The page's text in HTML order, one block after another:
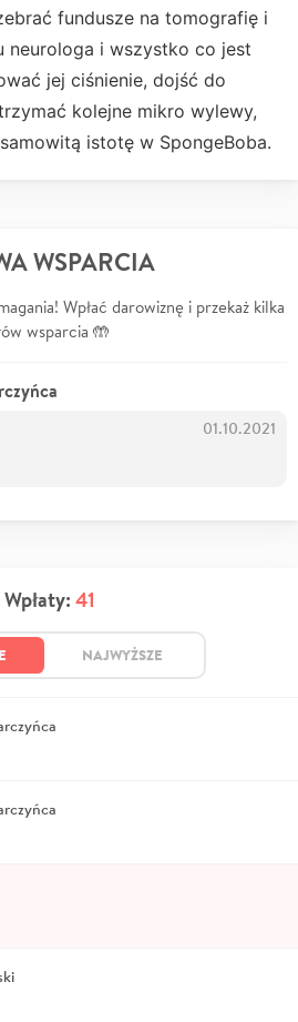
fundusze na tomografię i
neurologa i wszystko co jest
jej ciśnienie, dojść do
kolejne mikro wylewy,
istotę w SpongeBoba.
WSPARCIA
Wpłać darowiznę i przekaż kilka
wsparcia 🤲
01.10.2021
Wpłaty: 41
NAJWYŻSZE